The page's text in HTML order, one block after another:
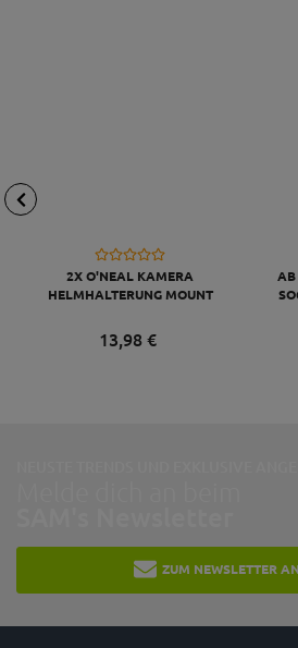
2X O'NEAL KAMERA
HELMHALTERUNG MOUNT
SCHWARZ
13,98 €
AB
ZUM NEWSLETTER